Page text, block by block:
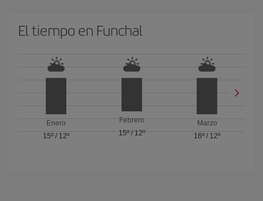
El tiempo en Funchal
Enero
15º/ 12º
Febrero
15º/ 12º
Marzo
16º / 12º